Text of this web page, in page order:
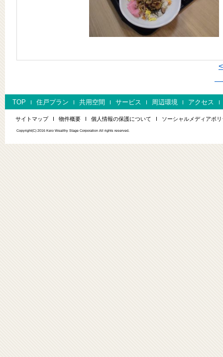
TOP 住戸プラン 共用空間 サービス 周辺環境 アクセス
サイトマップ 物件概要 個人情報の保護について ソーシャルメディアポ
Copyright(C) 2016 Keio Wealthy Stage Corporation All rights reserved.